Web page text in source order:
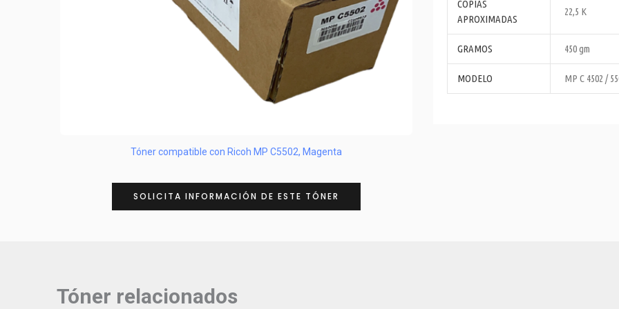
Tóner compatible con Ricoh MP C5502, Magenta
SOLICITA INFORMACIÓN DE ESTE TÓNER
COPIAS
APROXIMADAS
22,5 K
GRAMOS 450 gm
MODELO MP C 4502 /
Tóner relacionados